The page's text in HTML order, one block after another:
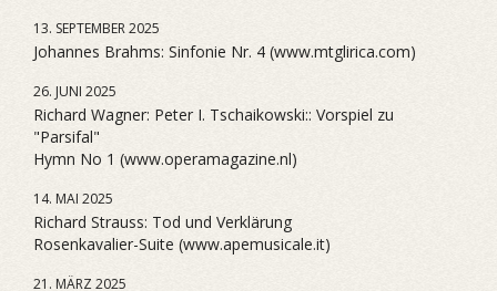
13. SEPTEMBER 2025
Johannes Brahms: Sinfonie Nr. 4 (www.mtglirica.com)
26. JUNI 2025
Richard Wagner: Peter I. Tschaikowski:: Vorspiel zu
"Parsifal"
Hymn No 1 (www.operamagazine.nl)
14. MAI 2025
Richard Strauss: Tod und Verklärung
Rosenkavalier-Suite (www.apemusicale.it)
21. MÄRZ 2025